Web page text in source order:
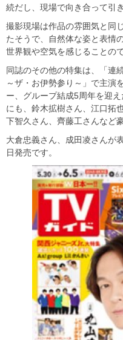
続だし、現場で向き合って引
撮影現場は作品の雰囲気と同
たそうで、自然体な姿と表情
世界観や空気を感じることの
同誌のその他の特集は、「連
～ザ・お伊勢参り～」で主演
ー、グループ結成5周年を迎
にも、鈴木拡樹さん、江口拓
下智久さん、齊藤工さんなど
大倉忠義さん、成田凌さんが
日発売です。